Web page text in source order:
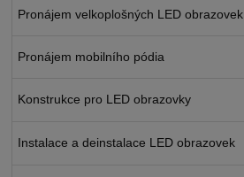
Pronájem velkoplošných LED obrazovek
Pronájem mobilního pódia
Konstrukce pro LED obrazovky
Instalace a deinstalace LED obrazovek